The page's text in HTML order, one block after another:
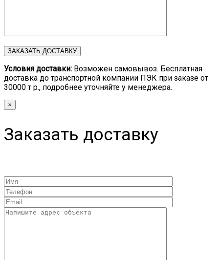
Условия доставки: Возможен самовывоз. Бесплатная
доставка до транспортной компании ПЭК при заказе от
30000 т р., подробнее уточняйте у менеджера.
×
Заказать доставку